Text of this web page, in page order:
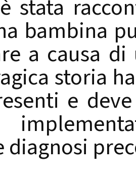
stata
bambina
a causa
storia
e
diagnosi